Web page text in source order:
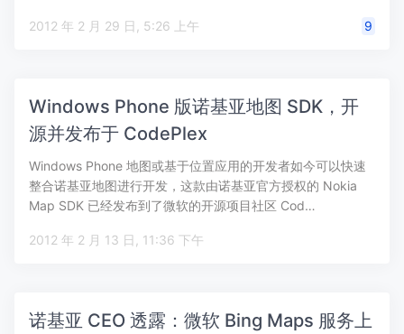
2012 年 2 月 29 日, 5:26 上午 9
Windows Phone 版诺基亚地图 SDK，开
源并发布于 CodePlex
Windows Phone 地图或基于位置应用的开发者如今可以快速
整合诺基亚地图进行开发，这款由诺基亚官方授权的 Nokia
Map SDK 已经发布到了微软的开源项目社区 Cod…
2012 年 2 月 13 日, 11:36 下午
诺基亚 CEO 透露：微软 Bing Maps 服务上